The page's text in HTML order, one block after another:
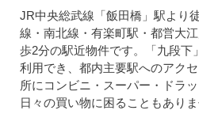
JR中央総武線「飯田橋」駅より
線・南北線・有楽町駅・都営大
歩2分の駅近物件です。「九段下
利用でき、都内主要駅へのアク
所にコンビニ・スーパー・ドラ
日々の買い物に困ることもあり